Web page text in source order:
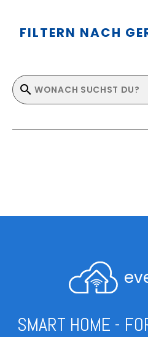
FILTERN NACH
SMART HOME -